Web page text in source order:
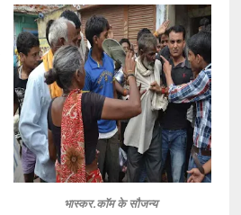
भास्कर.कॉम के सौजन्य